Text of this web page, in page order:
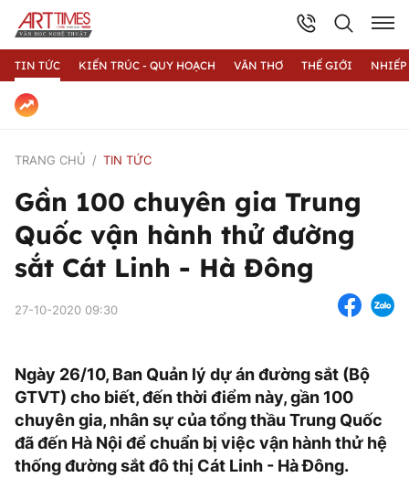
TIN TỨC KIẾN TRÚC - QUY HOẠCH VĂN THƠ THẾ GIỚI
TRANG CHỦ TIN TỨC
Gần 100 chuyên gia Trung
Quốc vận hành thử đường
sắt Cát Linh - Hà Đông
27-10-2020 09:30
Ngày 26/10, Ban Quản lý dự án đường sắt (Bộ
GTVT) cho biết, đến thời điểm này, gần 100
chuyên gia, nhân sự của tổng thầu Trung Quốc
đã đến Hà Nội để chuẩn bị việc vận hành thử hệ
thống đường sắt đô thị Cát Linh - Hà Đông.